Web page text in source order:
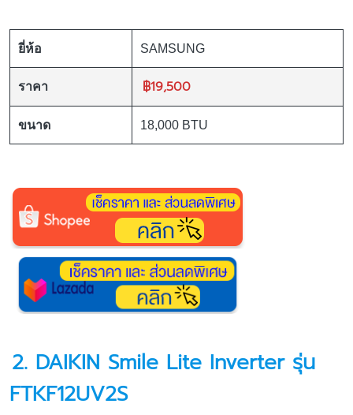
ยี่ห้อ SAMSUNG
ราคา ฿19,500
ขนาด 18,000 BTU
2. DAIKIN Smile Lite Inverter รุ่น
FTKF12UV2S